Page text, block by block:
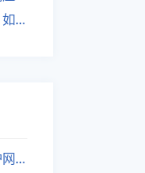
深圳网站设计专家揭秘：如何实现自适应网页设计
遭受恶意外链攻击？保护网站安全应做好哪些措施？